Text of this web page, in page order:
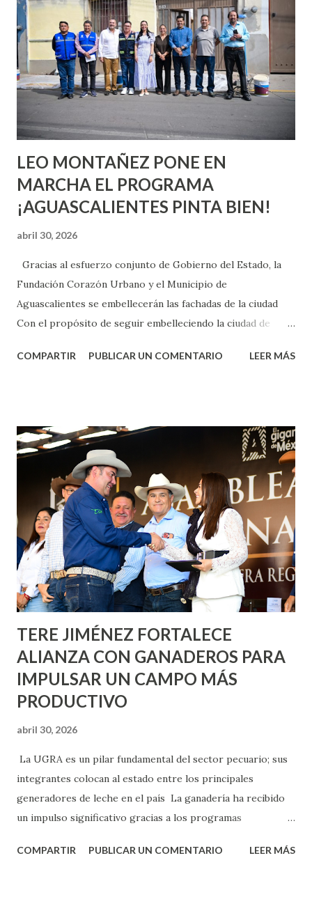
o expertas en el tema. Siempre hay algo nuevo que
aprender y nuevas experiencias que conocer. Si eres una
chica y aún no has tenido relaciones sexuales, tal vez
pienses que el sexo será increíble y no puedas esperar para
experimentarlo, pero como cualquier persona con
experiencia te dirá, siempre es mejor cuando ambas partes
son suficientemen...
LEO MONTAÑEZ PONE EN
MARCHA EL PROGRAMA
¡AGUASCALIENTES PINTA BIEN!
abril 30, 2026
Gracias al esfuerzo conjunto de Gobierno del Estado, la
Fundación Corazón Urbano y el Municipio de
Aguascalientes se embellecerán las fachadas de la ciudad
Con el propósito de seguir embelleciendo la ciudad de
municipal, Leo Montañez dio inicio al programa
Corazón Urbano y el Municipio capital. Leo Montañez
informó que en este programa se usarán cerca de 90 mil
metros cuadrados de pintura, para dar inicio en la calle
Nieto, entre Jesús F. Elizondo y la calle 22 de Octubre, con
lo que se aplicará pintura en 66 casas. Posteriormente se
llevará este programa a Villas de Nuestra Señora de la
Asunción, Avenida Alameda y Decreto 27 de Septiembre, en
los edificios FOVISSSTE Ojo de Agua, en la comunidad
Norias de Paso Hondo y en los edificios de...
COMPARTIR PUBLICAR UN COMENTARIO LEER MÁS
TERE JIMÉNEZ FORTALECE
ALIANZA CON GANADEROS PARA
IMPULSAR UN CAMPO MÁS
PRODUCTIVO
abril 30, 2026
La UGRA es un pilar fundamental del sector pecuario; sus
integrantes colocan al estado entre los principales
generadores de leche en el país La ganadería ha recibido
un impulso significativo gracias a los programas
muestra de su respaldo firme y decidido al campo, la
COMPARTIR PUBLICAR UN COMENTARIO LEER MÁS